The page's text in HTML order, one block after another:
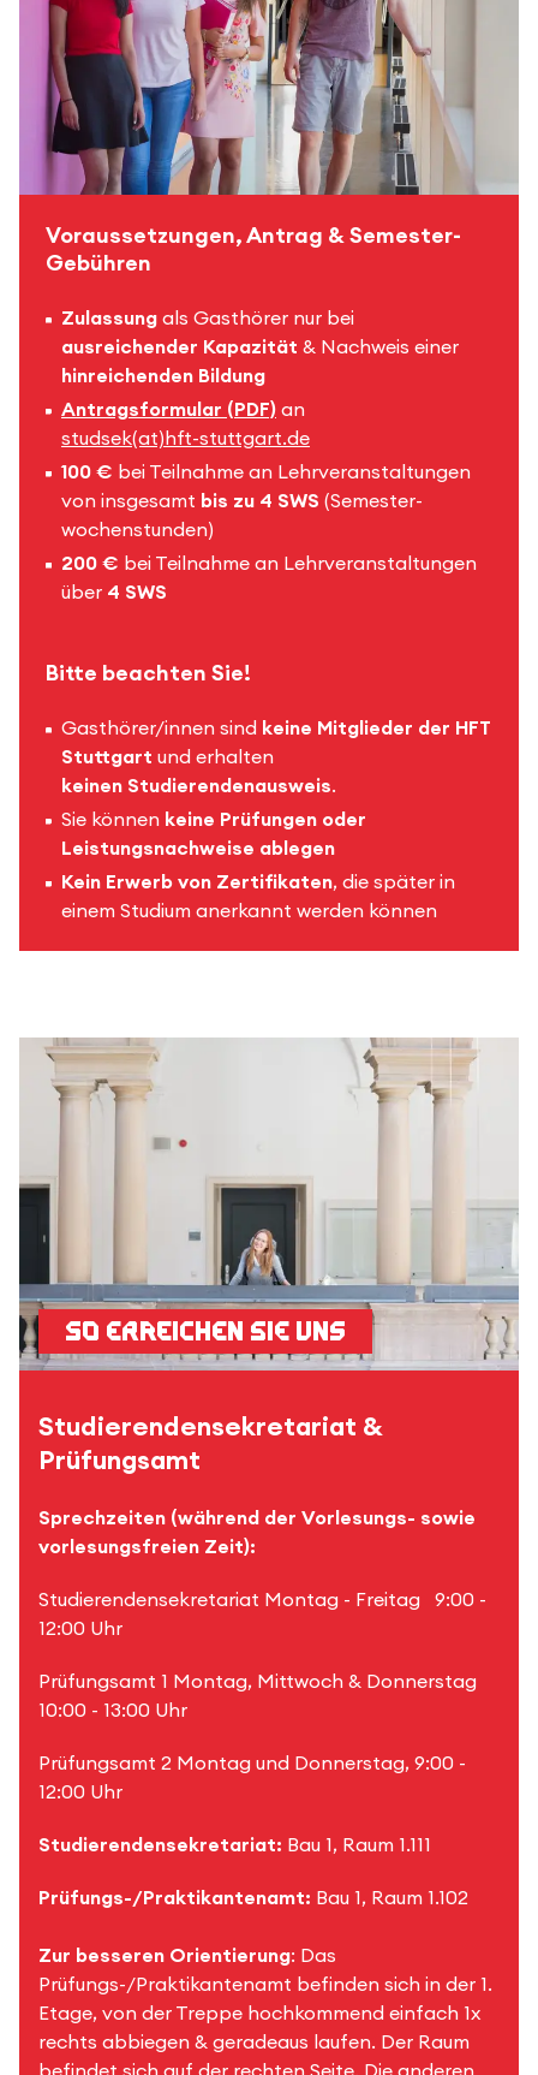
Voraussetzungen, Antrag & Semester-
Gebühren
Zulassung als Gasthörer nur bei
ausreichender Kapazität & Nachweis einer
hinreichenden Bildung
Antragsformular (PDF) an
studsek(at)hft-stuttgart.de
100 € bei Teilnahme an Lehrveranstaltungen
von insgesamt bis zu 4 SWS (Semester­
wochen­stunden)
200 € bei Teilnahme an Lehrveranstaltungen
über 4 SWS
Bitte beachten Sie!
Gasthörer/innen sind keine Mitglieder der HFT
Stuttgart und erhalten
keinen Studierendenausweis.
Sie können keine Prüfungen oder
Leistungsnachweise ablegen
Kein Erwerb von Zertifikaten, die später in
einem Studium anerkannt werden können
So erreichen Sie uns
Studierendensekretariat &
Prüfungsamt
Sprechzeiten (während der Vorlesungs- sowie
vorlesungsfreien Zeit):
Studierendensekretariat Montag - Freitag 9:00 -
12:00 Uhr
Prüfungsamt 1 Montag, Mittwoch & Donnerstag
10:00 - 13:00 Uhr
Prüfungsamt 2 Montag und Donnerstag, 9:00 -
12:00 Uhr
Studierendensekretariat: Bau 1, Raum 1.111
Prüfungs-/Praktikantenamt: Bau 1, Raum 1.102
Zur besseren Orientierung: Das
Prüfungs-/Praktikantenamt befinden sich in der 1.
Etage, von der Treppe hochkommend einfach 1x
rechts abbiegen & geradeaus laufen. Der Raum